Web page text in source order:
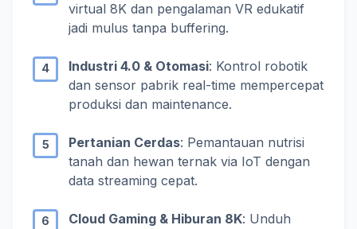
virtual 8K dan pengalaman VR edukatif
jadi mulus tanpa buffering.
Industri 4.0 & Otomasi: Kontrol robotik
dan sensor pabrik real-time mempercepat
produksi dan maintenance.
Pertanian Cerdas: Pemantauan nutrisi
tanah dan hewan ternak via IoT dengan
data streaming cepat.
Cloud Gaming & Hiburan 8K: Unduh